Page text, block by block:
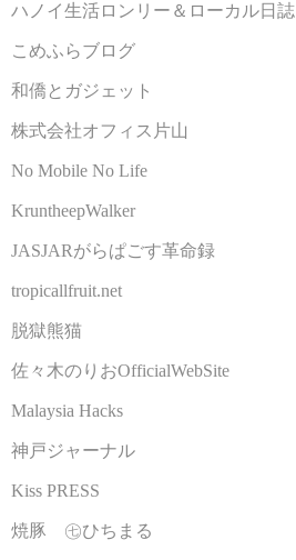
ハノイ生活ロンリー＆ローカル日誌
こめふらブログ
和僑とガジェット
株式会社オフィス片山
No Mobile No Life
KruntheepWalker
JASJARがらぱごす革命録
tropicallfruit.net
脱獄熊猫
佐々木のりおOfficialWebSite
Malaysia Hacks
神戸ジャーナル
Kiss PRESS
焼豚 ㊆ひちまる